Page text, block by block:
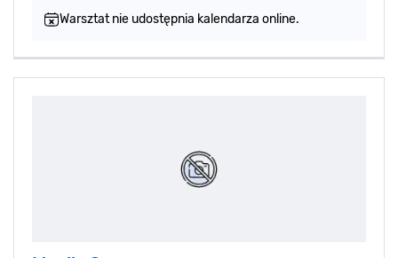
Warsztat nie udostępnia kalendarza online.